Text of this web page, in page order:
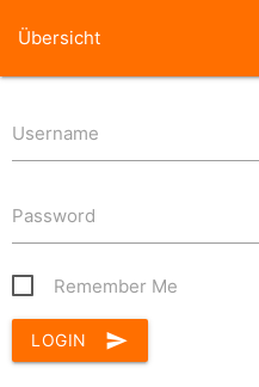
Übersicht
Username
Password
Remember Me
LOGIN send